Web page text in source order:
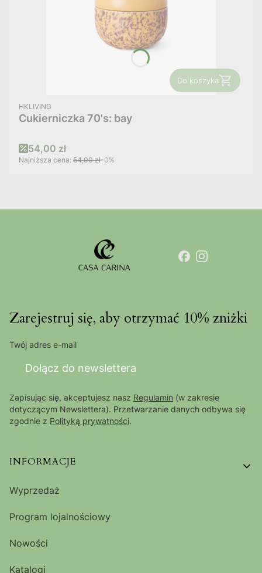
Do koszyka
PRODUCENT
HKLIVING
Cukierniczka 70's: bay
Cena promocyjna
54,00 zł
Najniższa cena: 54,00 zł-0%
Zarejestruj się, aby otrzymać 10% zniżki
Twój adres e-mail
Dołącz do newslettera
Zapisując się, akceptujesz nasz Regulamin (w zakresie
dotyczącym Newslettera). Przetwarzanie danych odbywa się
zgodnie z Polityką prywatności.
Linki w stopce
INFORMACJE
Wyprzedaż
Program lojalnościowy
Nowości
Katalogi